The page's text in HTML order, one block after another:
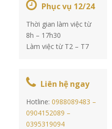
Phục vụ 12/24
Thời gian làm việc từ
8h – 17h30
Làm việc từ T2 – T7
Liên hệ ngay
Hotline:0988089483 –
0904152089 –
0395319094